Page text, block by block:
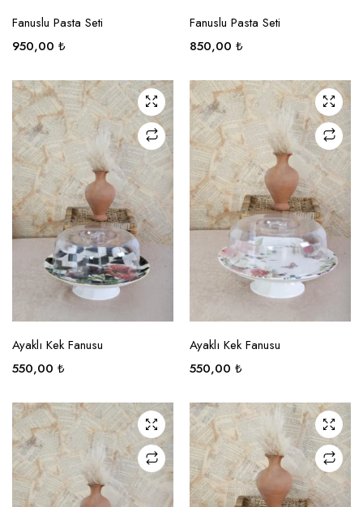
SEÇENEKLER
Fanuslu Pasta Seti
950,00 ₺
SEÇENEKLER
Fanuslu Pasta Seti
850,00 ₺
SEÇENEKLER
Ayaklı Kek Fanusu
550,00 ₺
SEÇENEKLER
Ayaklı Kek Fanusu
550,00 ₺